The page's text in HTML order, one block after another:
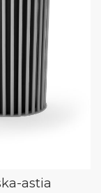
astia